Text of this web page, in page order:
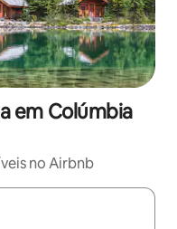
em Colúmbia
no Airbnb
explore-os